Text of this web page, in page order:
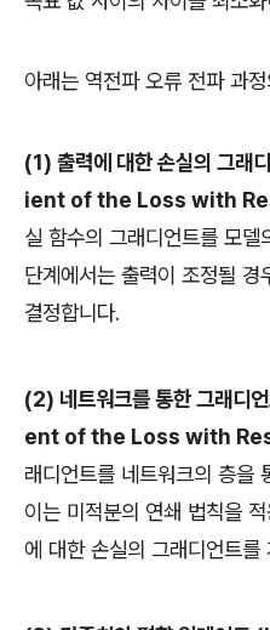
아래는 역전파 오류 전파 과
(1) 출력에 대한 손실의 그
ient of the Loss with
실 함수의 그래디언트를 모델
단계에서는 출력이 조정될
결정합니다.
(2) 네트워크를 통한 그래
ent of the Loss with
래디언트를 네트워크의 층을
이는 미적분의 연쇄 법칙을
에 대한 손실의 그래디언트를